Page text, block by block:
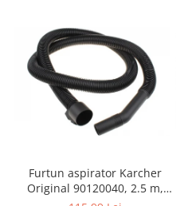
Furtun aspirator Karcher
Original 90120040, 2.5 m,